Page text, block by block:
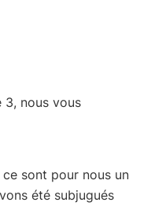
3, nous vous
ce sont pour nous un
été subjugués